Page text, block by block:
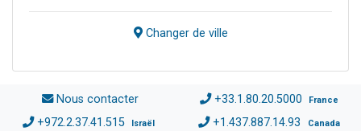
Changer de ville
Nous contacter +33.1.80.20.5000 France
+972.2.37.41.515 Israël +1.437.887.14.93 Canada